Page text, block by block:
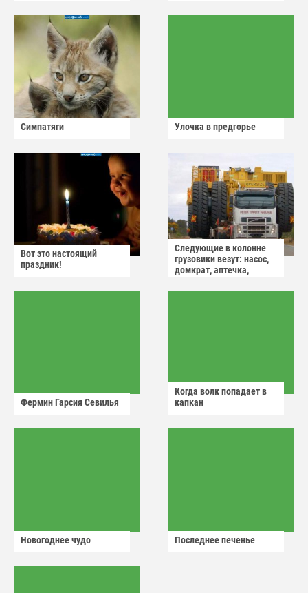
Симпатяги Улочка в предгорье
Вот это настоящий
праздник!
Следующие в колонне
грузовики везут: насос,
домкрат, аптечка,
Фермин Гарсия Севилья
Когда волк попадает в
капкан
Новогоднее чудо Последнее печенье